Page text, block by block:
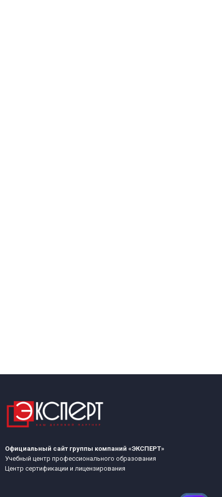
Официальный сайт группы компаний «ЭКСПЕРТ»
Учебный центр профессионального образования
Центр сертификации и лицензирования